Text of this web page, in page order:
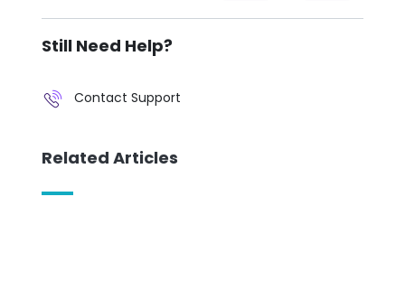
Still Need Help?
Contact Support
Related Articles